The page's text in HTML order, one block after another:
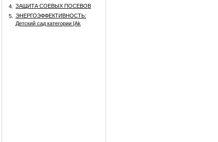
4.
ЗАЩИТА СОЕВЫХ ПОСЕВОВ
5.
ЭНЕРГОЭФФЕКТИВНОСТЬ:
Детский сад категории [Аk